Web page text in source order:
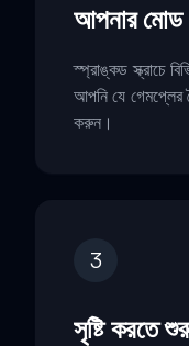
আপনার মোড
স্প্রাঙ্কড স্ক্রাচে
আপনি যে গেমপ্লের
করুন।
3
সৃষ্টি করতে